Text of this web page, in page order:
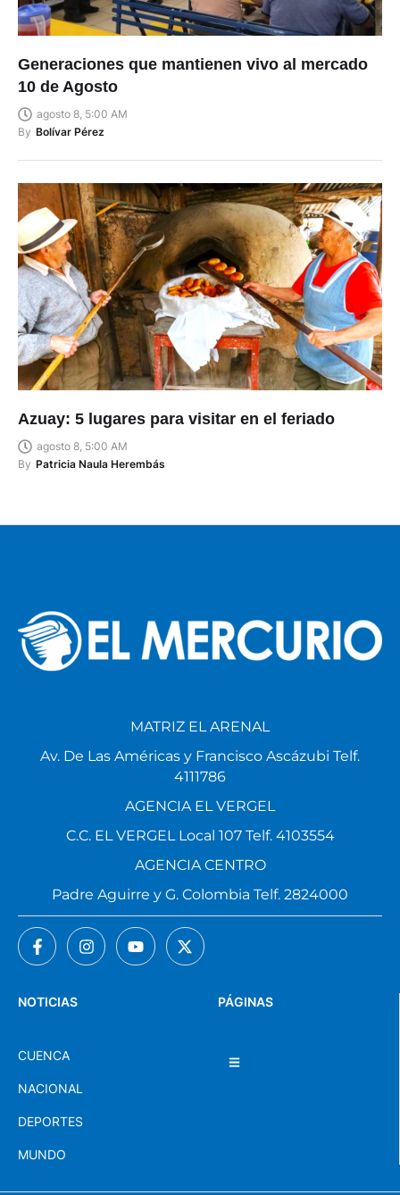
Generaciones que mantienen vivo al mercado
10 de Agosto
agosto 8, 5:00 AM
By Bolívar Pérez
Azuay: 5 lugares para visitar en el feriado
agosto 8, 5:00 AM
By Patricia Naula Herembás
PÁGINAS
NOTICIAS
CUENCA
NACIONAL
DEPORTES
MUNDO
MATRIZ EL ARENAL
Av. De Las Américas y Francisco Ascázubi Telf.
4111786
AGENCIA EL VERGEL
C.C. EL VERGEL Local 107 Telf. 4103554
AGENCIA CENTRO
Padre Aguirre y G. Colombia Telf. 2824000